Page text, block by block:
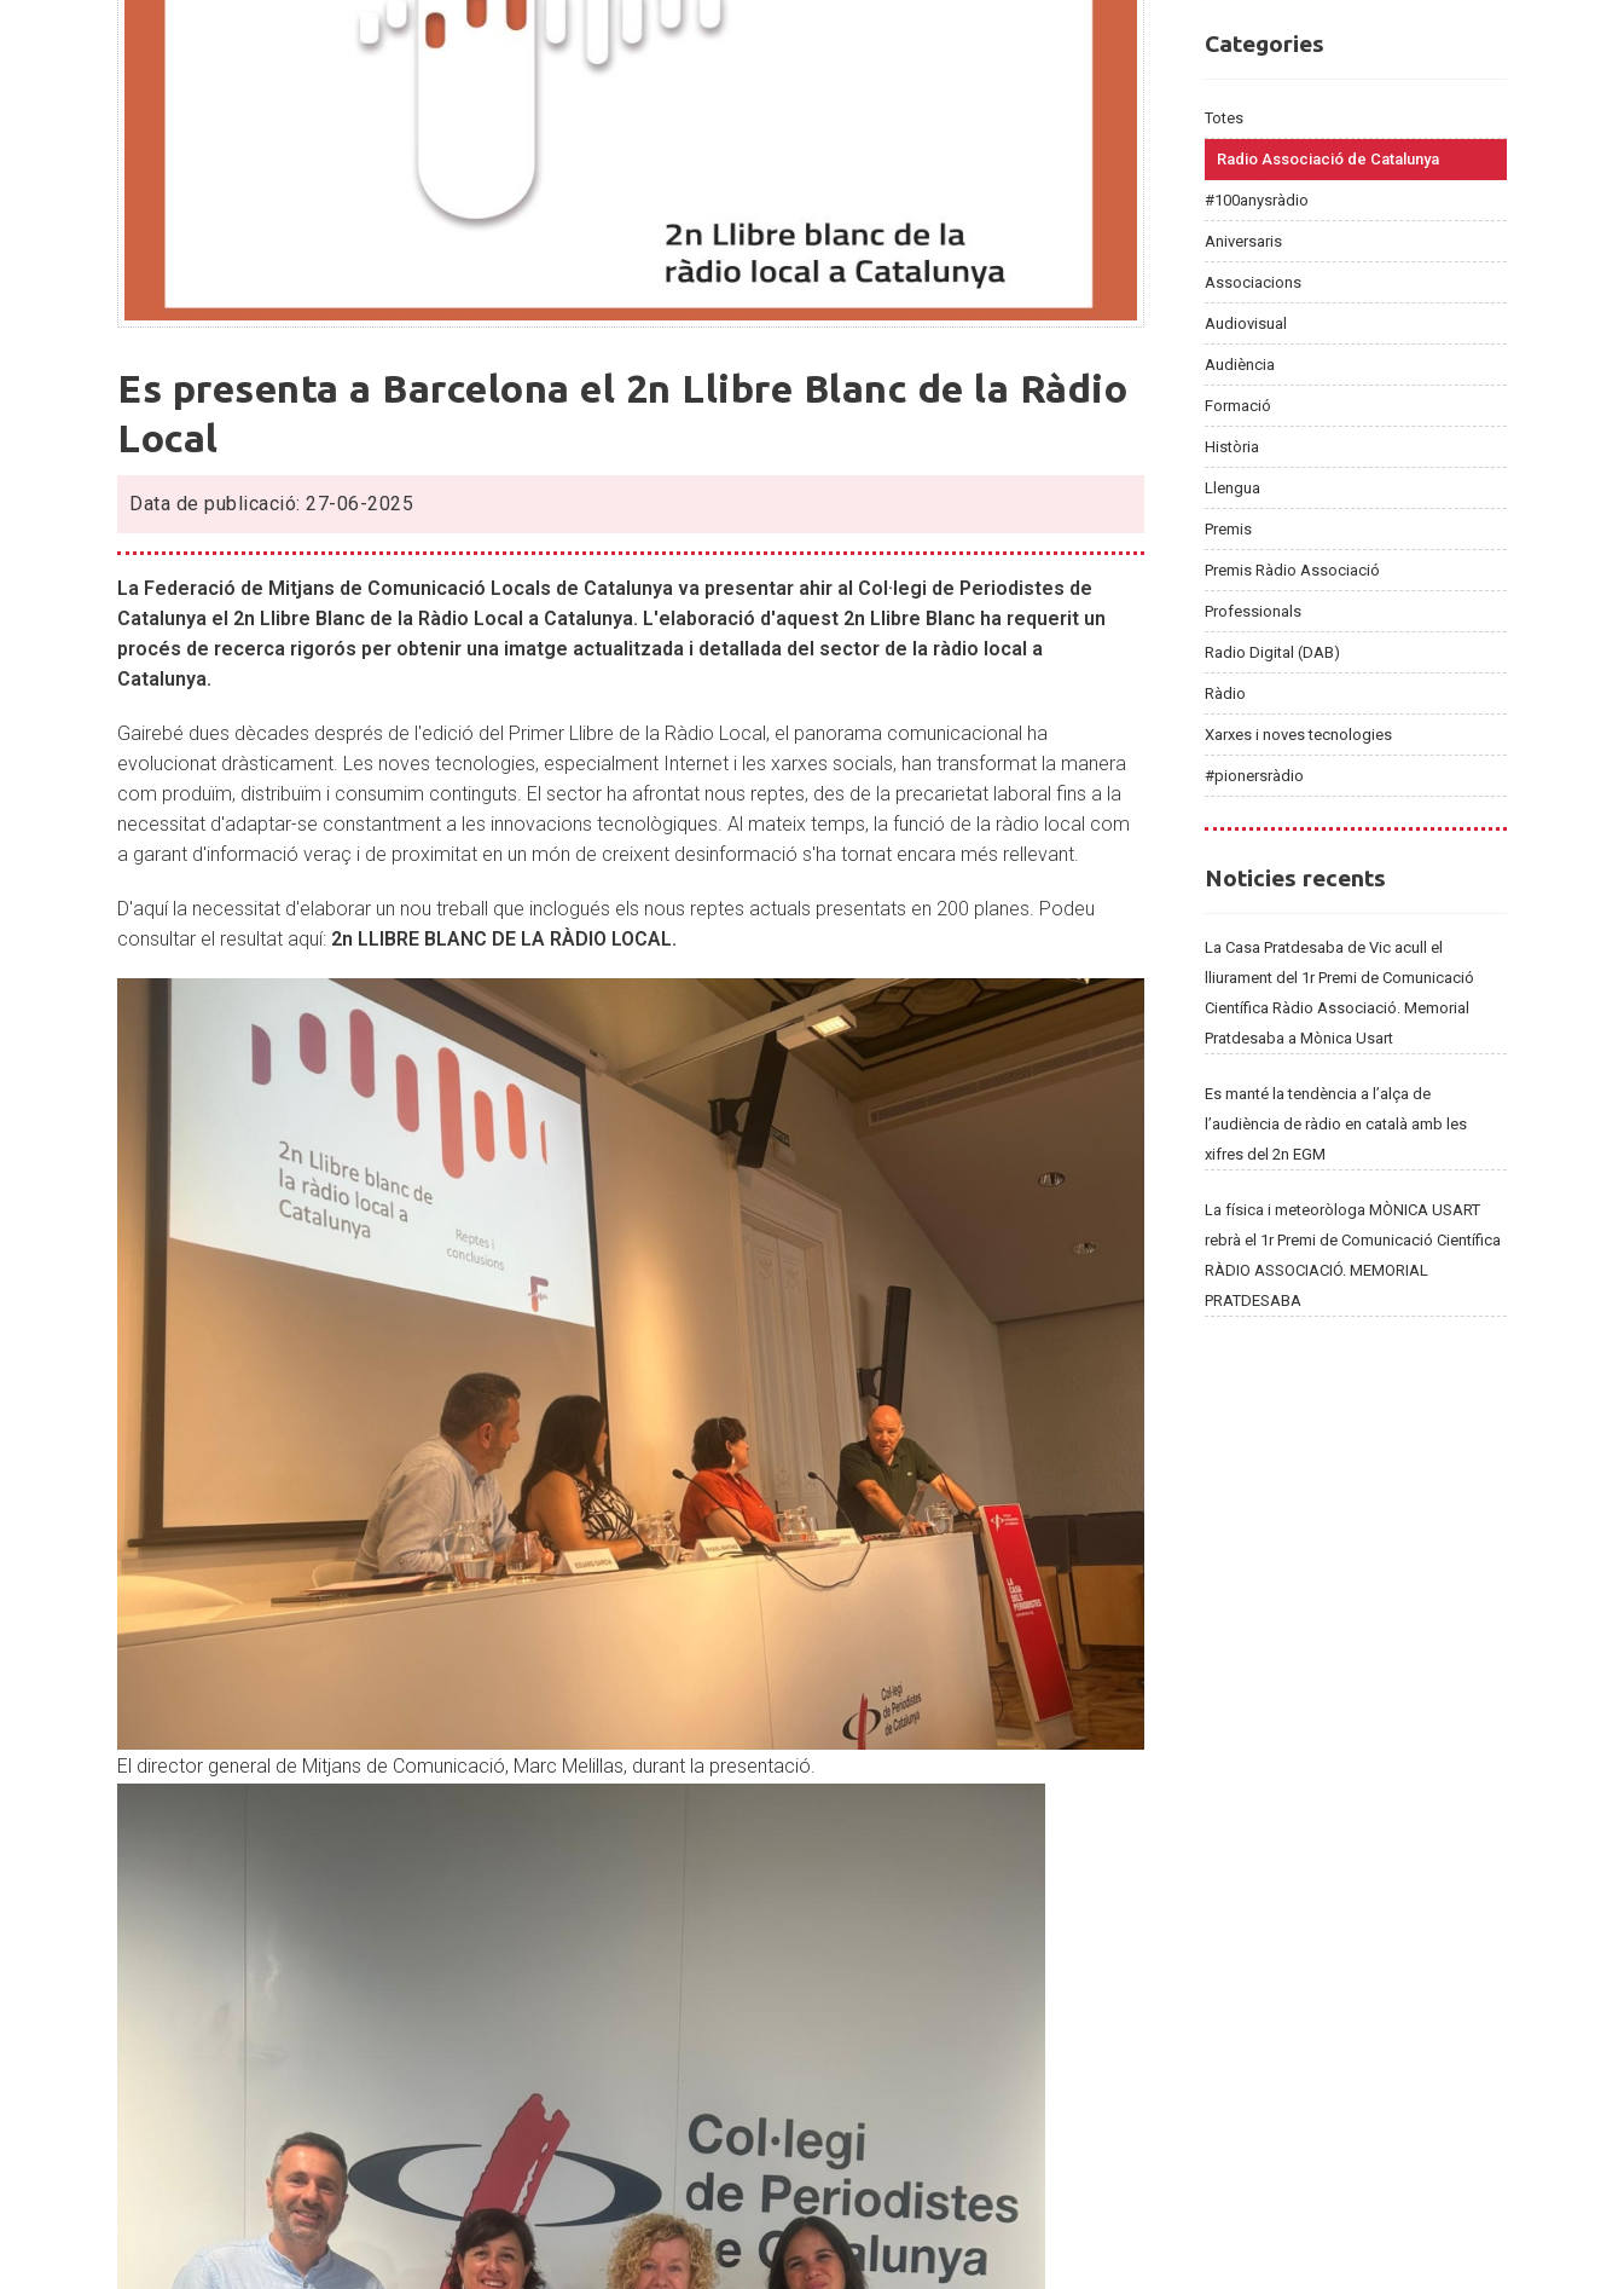
presenta
a
Barcelona
el
2n
Llibre
Blanc
de
la
Ràdio
Local
Es presenta a Barcelona el 2n Llibre Blanc de la Ràdio
Local
Data de publicació: 27-06-2025
La Federació de Mitjans de Comunicació Locals de Catalunya va presentar ahir al Col·legi de Periodistes de
Catalunya el 2n Llibre Blanc de la Ràdio Local a Catalunya. L'elaboració d'aquest 2n Llibre Blanc ha requerit un
procés de recerca rigorós per obtenir una imatge actualitzada i detallada del sector de la ràdio local a
Catalunya.
Gairebé dues dècades després de l'edició del Primer Llibre de la Ràdio Local, el panorama comunicacional ha
evolucionat dràsticament. Les noves tecnologies, especialment Internet i les xarxes socials, han transformat la manera
com produïm, distribuïm i consumim continguts. El sector ha afrontat nous reptes, des de la precarietat laboral fins a la
necessitat d'adaptar-se constantment a les innovacions tecnològiques. Al mateix temps, la funció de la ràdio local com
a garant d'informació veraç i de proximitat en un món de creixent desinformació s'ha tornat encara més rellevant.
D'aquí la necessitat d'elaborar un nou treball que inclogués els nous reptes actuals presentats en 200 planes. Podeu
consultar el resultat aquí: 2n LLIBRE BLANC DE LA RÀDIO LOCAL.
El director general de Mitjans de Comunicació, Marc Melillas, durant la presentació.
Categories
Categories
Totes
Radio Associació de Catalunya
#100anysràdio
Aniversaris
Associacions
Audiovisual
Audiència
Formació
Història
Llengua
Premis
Premis Ràdio Associació
Professionals
Radio Digital (DAB)
Ràdio
Xarxes i noves tecnologies
#pionersràdio
Noticies
Noticies recents
La Casa Pratdesaba de Vic acull el
lliurament del 1r Premi de Comunicació
Científica Ràdio Associació. Memorial
Pratdesaba a Mònica Usart
Es manté la tendència a l’alça de
l’audiència de ràdio en català amb les
xifres del 2n EGM
La física i meteoròloga MÒNICA USART
rebrà el 1r Premi de Comunicació Científica
RÀDIO ASSOCIACIÓ. MEMORIAL
PRATDESABA